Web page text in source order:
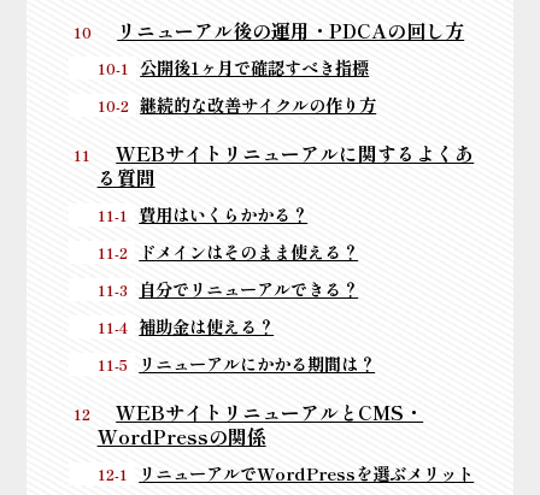
リニューアル後の運用・PDCAの回し方
公開後1ヶ月で確認すべき指標
継続的な改善サイクルの作り方
WEBサイトリニューアルに関するよくあ
る質問
費用はいくらかかる？
ドメインはそのまま使える？
自分でリニューアルできる？
補助金は使える？
リニューアルにかかる期間は？
WEBサイトリニューアルとCMS・
WordPressの関係
リニューアルでWordPressを選ぶメリット